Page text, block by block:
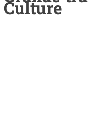
Culture